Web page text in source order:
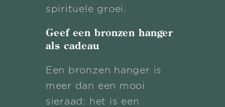
spirituele groei.
Geef een bronzen hanger
als cadeau
Een bronzen hanger is
meer dan een mooi
sieraad: het is een